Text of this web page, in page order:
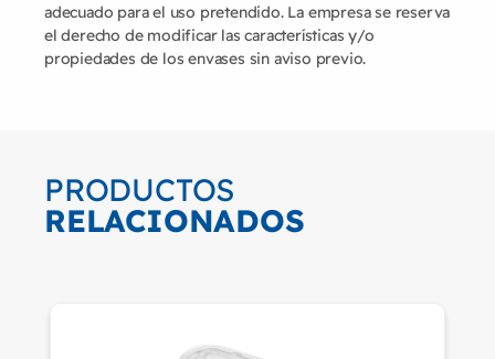
adecuado para el uso pretendido. La empresa se reserva
el derecho de modificar las características y/o
propiedades de los envases sin aviso previo.
PRODUCTOS
RELACIONADOS